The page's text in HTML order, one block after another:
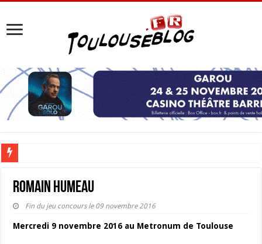
Romain Humeau
Fin du jeu concours le 09 novembre 2016
Mercredi 9 novembre 2016 au Metronum de Toulouse